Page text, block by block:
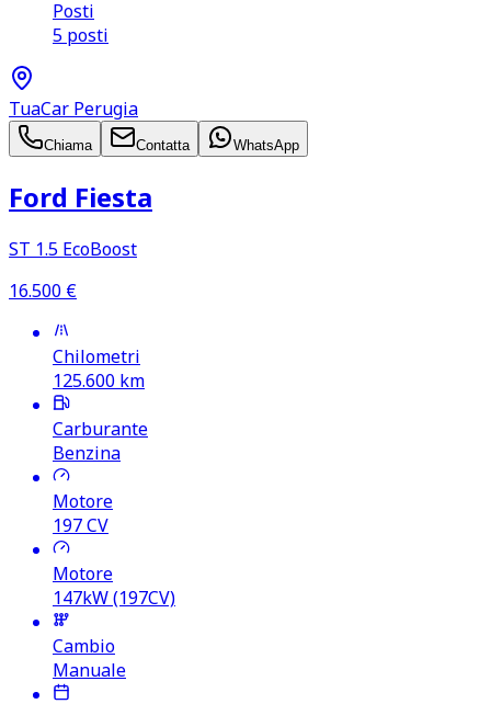
Posti
5 posti
TuaCar Perugia
Chiama Contatta WhatsApp
Ford Fiesta
ST 1.5 EcoBoost
16.500 €
Chilometri
125.600 km
Carburante
Benzina
Motore
197CV
Motore
147kW (197CV)
Cambio
Manuale